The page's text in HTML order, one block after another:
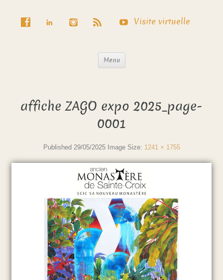
Visite virtuelle
Menu
affiche ZAGO expo 2025_page-
0001
Published 29/05/2025 Image Size: 1241 × 1755